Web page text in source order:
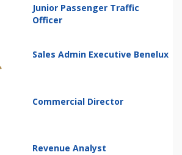
Junior Passenger Traffic
Officer
Sales Admin Executive Benelux
Commercial Director
Revenue Analyst